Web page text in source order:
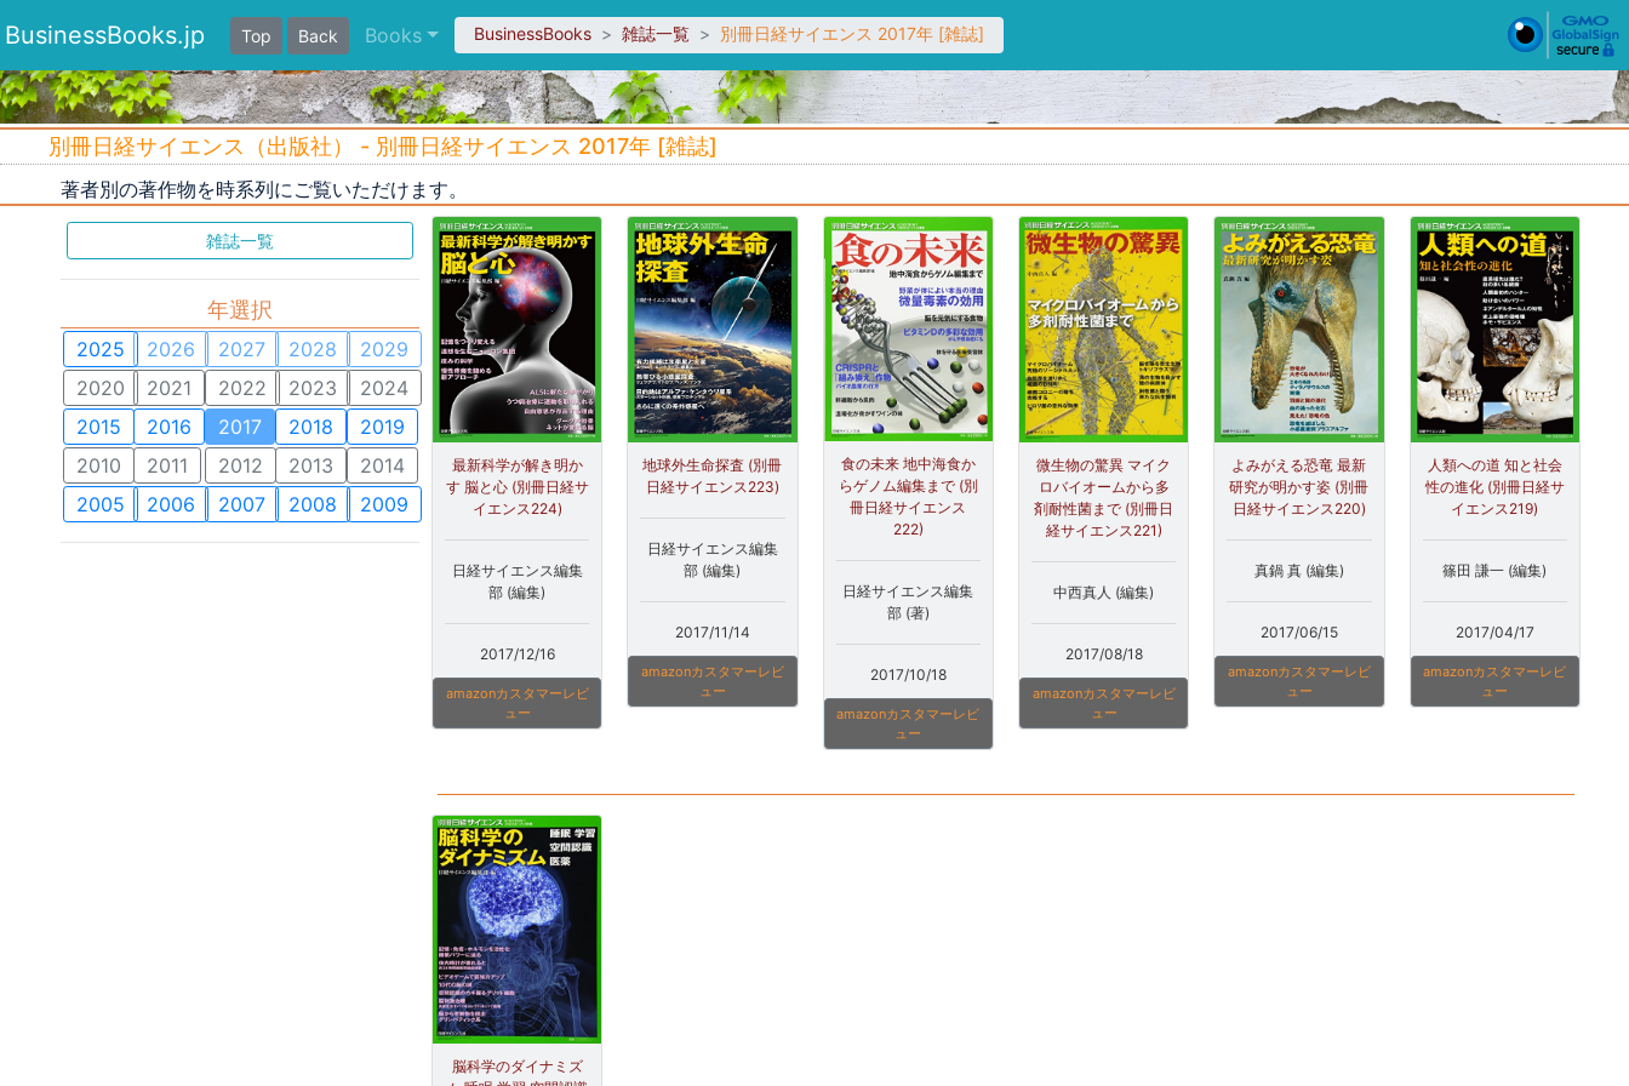
BusinessBooks.jp Top Back Books BusinessBooks 雑誌一覧 別冊日経サイエンス 2017年 [雑誌]
別冊日経サイエンス（出版社） - 別冊日経サイエンス 2017年 [雑誌]
著者別の著作物を時系列にご覧いただけます。
雑誌一覧
年選択
2025 2026 2027 2028
2029
2020
2021 2022 2023
2024
2015
2016 2017 2018
2019
2010
2011 2012 2013
2014
2005
2006 2007 2008 2009
最新科学が解き明か
す 脳と心 (別冊日経サ
イエンス224)
日経サイエンス編集
部 (編集)
2017/12/16
amazonカスタマーレビ
ュー
地球外生命探査 (別冊
日経サイエンス223)
日経サイエンス編集
部 (編集)
2017/11/14
amazonカスタマーレビ
ュー
食の未来 地中海食か
らゲノム編集まで (別
冊日経サイエンス
222)
日経サイエンス編集
部 (著)
2017/10/18
amazonカスタマーレビ
ュー
微生物の驚異 マイク
ロバイオームから多
剤耐性菌まで (別冊日
経サイエンス221)
中西真人 (編集)
2017/08/18
amazonカスタマーレビ
ュー
よみがえる恐竜 最新
研究が明かす姿 (別冊
日経サイエンス220)
真鍋 真 (編集)
2017/06/15
amazonカスタマーレビ
ュー
人類への道 知と社会
性の進化 (別冊日経サ
イエンス219)
篠田 謙一 (編集)
2017/04/17
amazonカスタマーレビ
ュー
脳科学のダイナミズ